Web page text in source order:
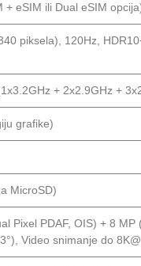
+ eSIM ili Dual eSIM
piksela), 120Hz,
+ 2x2.9GHz +
grafike)
MicroSD)
Pixel PDAF, OIS) + 8
Video snimanje do